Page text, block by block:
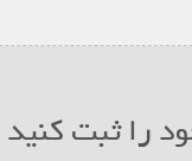
را ثبت کنید